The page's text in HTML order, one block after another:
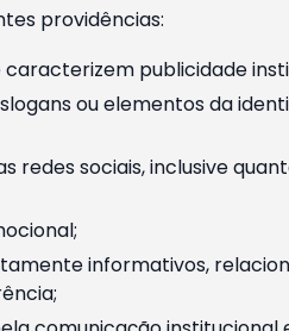
providências:
publicidade
ou elementos da
sociais, inclusive
informativos,